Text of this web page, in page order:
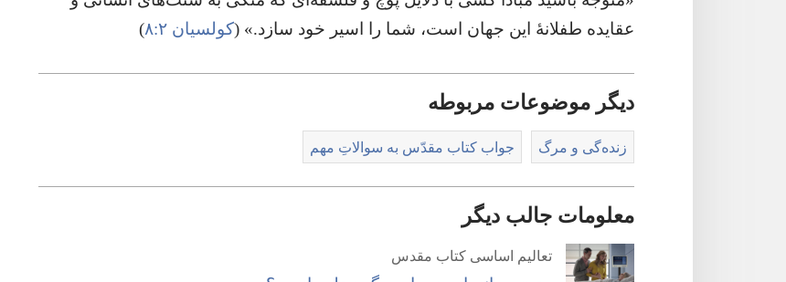
عقایده طفلانهٔ این جهان است،‏ شما را اسیر خود سازد.‏» (‏کولسیان ۲:‏۸ ‏)‏
دیگر موضوعات مربوطه
زنده‌گی و مرگ جواب کتاب مقدّس به سوالاتِ مهم
معلومات جالب دیگر
تعالیم اساسی کتاب مقدس